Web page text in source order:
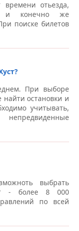
отьезда,
и конечно же
поиске билетов
При выборе
найти остановки и
учитывать,
выбрать
- более 8 000
по всей